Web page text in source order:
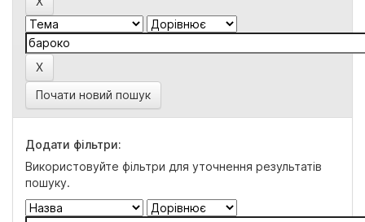
Почати новий пошук
Додати фільтри:
Використовуйте фільтри для уточнення результатів
пошуку.